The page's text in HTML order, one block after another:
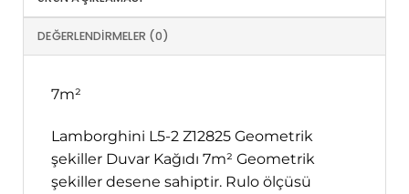
DEĞERLENDIRMELER (0)
7m²
Lamborghini L5-2 Z12825 Geometrik
şekiller Duvar Kağıdı 7m² Geometrik
şekiller desene sahiptir. Rulo ölçüsü